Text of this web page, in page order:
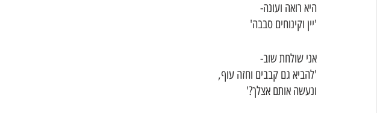
היא רואה ועונה-
'יין וקינוחים סבבה'
אני שולחת שוב-
'להביא גם קבבים וחזה עוף,
ונעשה אותם אצלך?'